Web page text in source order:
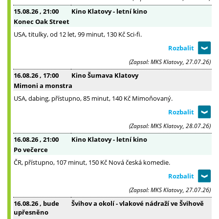
15.08.26 , 21:00
Kino Klatovy - letní kino
Konec Oak Street
USA, titulky, od 12 let, 99 minut, 130 Kč Sci-fi.
(Zapsal: MKS Klatovy, 27.07.26)
16.08.26 , 17:00
Kino Šumava Klatovy
Mimoni a monstra
USA, dabing, přístupno, 85 minut, 140 Kč Mimoňovaný.
(Zapsal: MKS Klatovy, 28.07.26)
16.08.26 , 21:00
Kino Klatovy - letní kino
Po večerce
ČR, přístupno, 107 minut, 150 Kč Nová česká komedie.
(Zapsal: MKS Klatovy, 27.07.26)
16.08.26 , bude
upřesněno
Švihov a okolí - vlakové nádraží ve Švihově